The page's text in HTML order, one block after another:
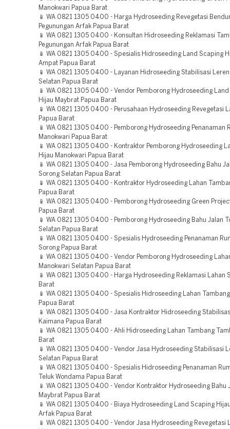
Manokwari Papua Barat
📱 WA 0821 1305 0400 - Harga Hydroseeding Revegetasi
Pegunungan Arfak Papua Barat
📱 WA 0821 1305 0400 - Konsultan Hidroseeding Reklamasi
Pegunungan Arfak Papua Barat
📱 WA 0821 1305 0400 - Spesialis Hidroseeding Land Scaping
Ampat Papua Barat
📱 WA 0821 1305 0400 - Layanan Hidroseeding Stabilisasi
Selatan Papua Barat
📱 WA 0821 1305 0400 - Vendor Pemborong Hydroseeding
Hijau Maybrat Papua Barat
📱 WA 0821 1305 0400 - Perusahaan Hydroseeding Revegetasi
Papua Barat
📱 WA 0821 1305 0400 - Pemborong Hydroseeding Penanaman
Manokwari Papua Barat
📱 WA 0821 1305 0400 - Kontraktor Pemborong Hydroseeding
Hijau Manokwari Papua Barat
📱 WA 0821 1305 0400 - Jasa Pemborong Hydroseeding Bahu
Sorong Selatan Papua Barat
📱 WA 0821 1305 0400 - Kontraktor Hydroseeding Lahan
Papua Barat
📱 WA 0821 1305 0400 - Pemborong Hydroseeding Green
Papua Barat
📱 WA 0821 1305 0400 - Pemborong Hydroseeding Bahu Jalan
Selatan Papua Barat
📱 WA 0821 1305 0400 - Spesialis Hydroseeding Penanaman
Sorong Papua Barat
📱 WA 0821 1305 0400 - Vendor Pemborong Hydroseeding
Manokwari Selatan Papua Barat
📱 WA 0821 1305 0400 - Harga Hydroseeding Reklamasi Lahan
Barat
📱 WA 0821 1305 0400 - Spesialis Hidroseeding Lahan
Papua Barat
📱 WA 0821 1305 0400 - Jasa Kontraktor Hidroseeding
Kaimana Papua Barat
📱 WA 0821 1305 0400 - Ahli Hidroseeding Lahan Tambang
Barat
📱 WA 0821 1305 0400 - Vendor Jasa Hydroseeding Stabilisasi
Selatan Papua Barat
📱 WA 0821 1305 0400 - Spesialis Hidroseeding Penanaman
Teluk Wondama Papua Barat
📱 WA 0821 1305 0400 - Vendor Kontraktor Hydroseeding Bahu
Maybrat Papua Barat
📱 WA 0821 1305 0400 - Biaya Hydroseeding Land Scaping
Arfak Papua Barat
📱 WA 0821 1305 0400 - Vendor Jasa Hydroseeding Revegetasi